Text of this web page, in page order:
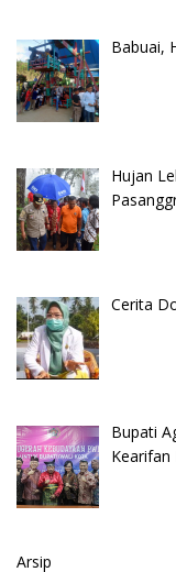
Babuai,
Hujan
Cerita
Bupati
Kearifan
Arsip